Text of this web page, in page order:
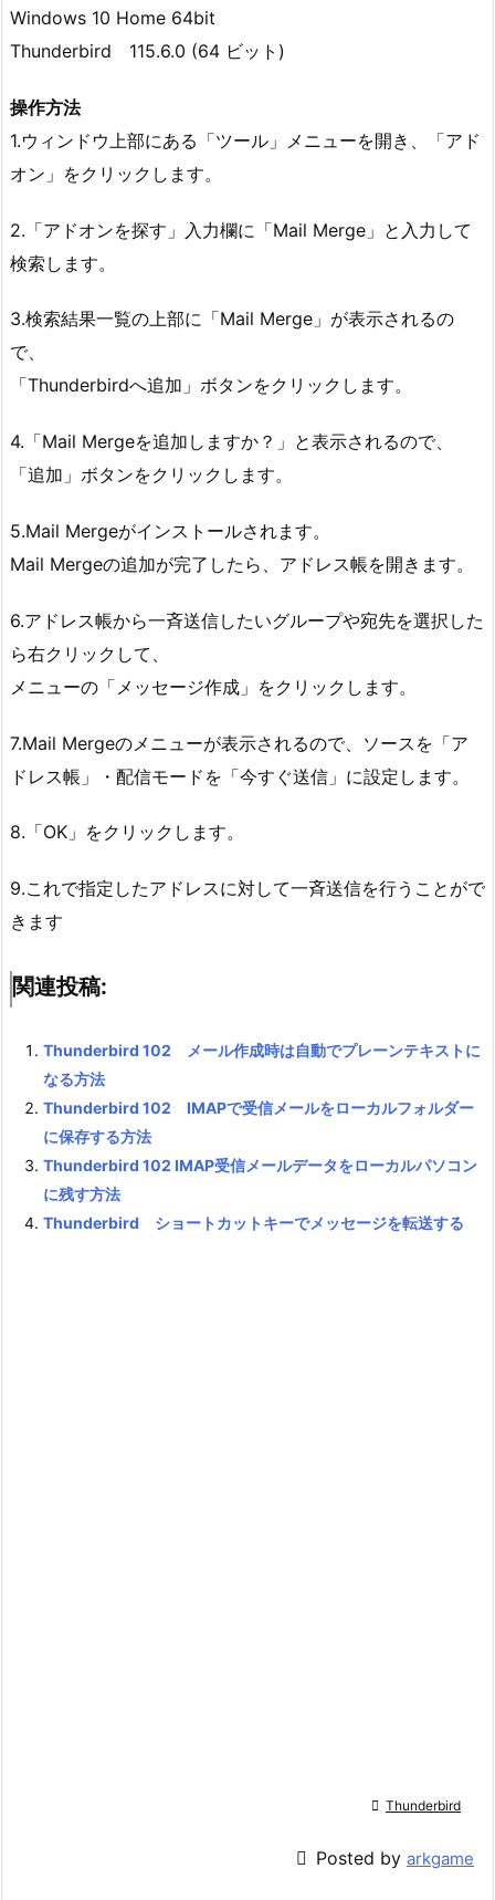
Windows 10 Home 64bit
Thunderbird 115.6.0 (64 ビット)
操作方法
1.ウィンドウ上部にある「ツール」メニューを開き、「アド
オン」をクリックします。
2.「アドオンを探す」入力欄に「Mail Merge」と入力して
検索します。
3.検索結果一覧の上部に「Mail Merge」が表示されるの
で、
「Thunderbirdへ追加」ボタンをクリックします。
4.「Mail Mergeを追加しますか？」と表示されるので、
「追加」ボタンをクリックします。
5.Mail Mergeがインストールされます。
Mail Mergeの追加が完了したら、アドレス帳を開きます。
6.アドレス帳から一斉送信したいグループや宛先を選択した
ら右クリックして、
メニューの「メッセージ作成」をクリックします。
7.Mail Mergeのメニューが表示されるので、ソースを「ア
ドレス帳」・配信モードを「今すぐ送信」に設定します。
8.「OK」をクリックします。
9.これで指定したアドレスに対して一斉送信を行うことがで
きます
関連投稿:
Thunderbird 102 メール作成時は自動でプレーンテキストに
なる方法
Thunderbird 102 IMAPで受信メールをローカルフォルダー
に保存する方法
Thunderbird 102 IMAP受信メールデータをローカルパソコン
に残す方法
Thunderbird ショートカットキーでメッセージを転送する
 Thunderbird
 Posted by arkgame